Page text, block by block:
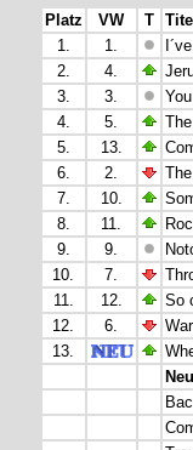
Platz VW T
1.
1.
2.
4.
3.
3.
4.
5.
5.
13.
6.
2.
7.
10.
8.
11.
9.
9.
10.
7.
11.
12.
So
12.
6.
13.